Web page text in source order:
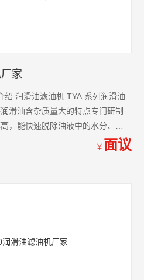
家
绍 润滑油滤油机 TYA 系列润滑油
滑油含杂质量大的特点专门研制
，能快速脱除油液中的水分、气
油、氨气等）。
￥ 面议